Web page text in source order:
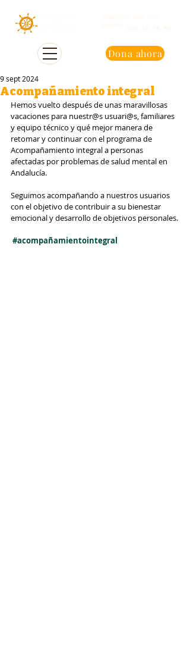
Dona ahora
Acompañamiento integral
9 sept 2024
Hemos vuelto después de unas maravillosas
vacaciones para nuestr@s usuari@s, familiares
y equipo técnico y qué mejor manera de
retomar y continuar con el programa de
Acompañamiento integral a personas
afectadas por problemas de salud mental en
Andalucía.
Seguimos acompañando a nuestros usuarios
con el objetivo de contribuir a su bienestar
emocional y desarrollo de objetivos personales.
#acompañamientointegral